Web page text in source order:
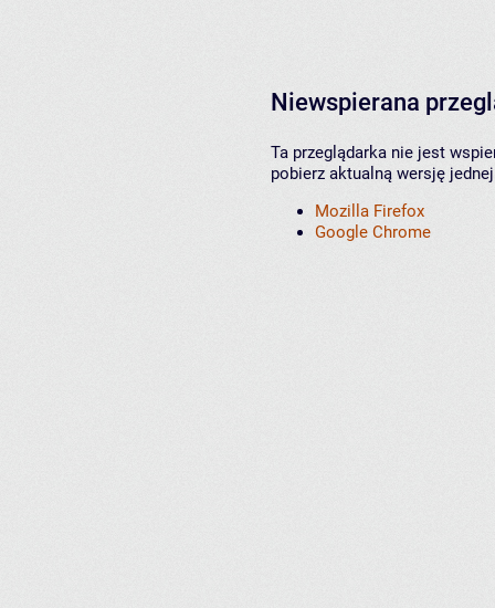
Niewspierana
Ta przeglądarka nie jest
pobierz aktualną wersję
Mozilla Firefox
Google Chrome